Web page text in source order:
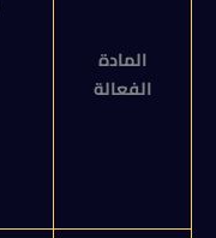
المادة
الفعالة